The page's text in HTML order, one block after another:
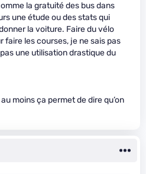
la gratuité des bus dans
une étude ou des stats qui
la voiture. Faire du vélo
faire les courses, je ne sais pas
une utilisation drastique du
moins ça permet de dire qu’on